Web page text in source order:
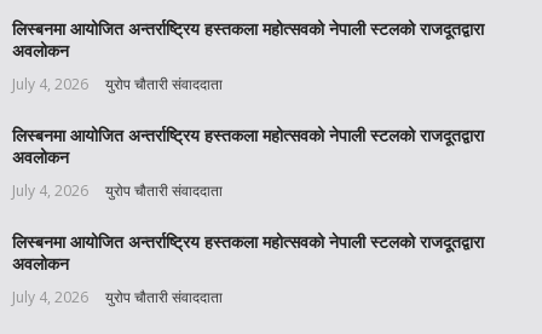
लिस्बनमा आयोजित अन्तर्राष्ट्रिय हस्तकला महोत्सवको नेपाली स्टलको राजदूतद्वारा
अवलोकन
July 4, 2026 युरोप चौतारी संवाददाता
लिस्बनमा आयोजित अन्तर्राष्ट्रिय हस्तकला महोत्सवको नेपाली स्टलको राजदूतद्वारा
अवलोकन
July 4, 2026 युरोप चौतारी संवाददाता
लिस्बनमा आयोजित अन्तर्राष्ट्रिय हस्तकला महोत्सवको नेपाली स्टलको राजदूतद्वारा
अवलोकन
July 4, 2026 युरोप चौतारी संवाददाता